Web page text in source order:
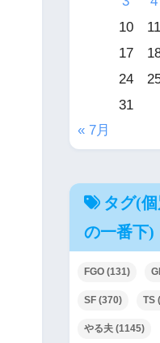
10
11
17
24
31
« 7月
タグ(
の一番下)
FGO (131)
SF (370) TS
やる夫 (1145)